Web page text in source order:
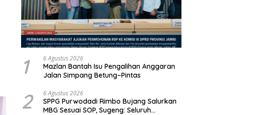
1 6 Agustus 2026
Mazlan Bantah Isu Pengalihan Anggaran
Jalan Simpang Betung–Pintas
2 6 Agustus 2026
SPPG Purwodadi Rimbo Bujang Salurkan
MBG Sesuai SOP, Sugeng: Seluruh